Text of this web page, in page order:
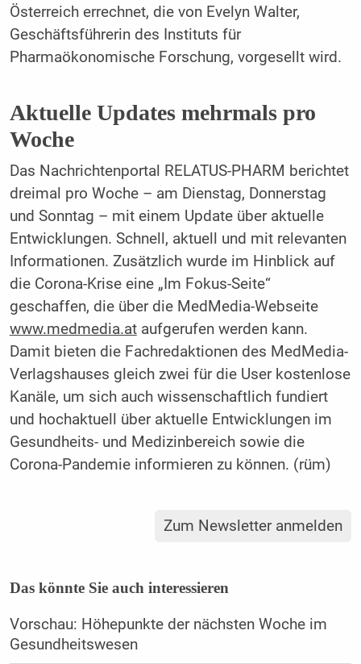
Österreich errechnet, die von Evelyn Walter,
Geschäftsführerin des Instituts für
Pharmaökonomische Forschung, vorgesellt wird.
Aktuelle Updates mehrmals pro
Woche
Das Nachrichtenportal RELATUS-PHARM berichtet
dreimal pro Woche – am Dienstag, Donnerstag
und Sonntag – mit einem Update über aktuelle
Entwicklungen. Schnell, aktuell und mit relevanten
Informationen. Zusätzlich wurde im Hinblick auf
die Corona-Krise eine „Im Fokus-Seite“
geschaffen, die über die MedMedia-Webseite
www.medmedia.ataufgerufen werden kann.
Damit bieten die Fachredaktionen des MedMedia-
Verlagshauses gleich zwei für die User kostenlose
Kanäle, um sich auch wissenschaftlich fundiert
und hochaktuell über aktuelle Entwicklungen im
Gesundheits- und Medizinbereich sowie die
Corona-Pandemie informieren zu können. (rüm)
Zum Newsletter anmelden
Das könnte Sie auch interessieren
Vorschau: Höhepunkte der nächsten Woche im
Gesundheitswesen